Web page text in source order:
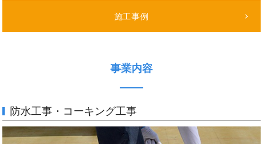
施工事例
事業内容
防水工事・コーキング工事